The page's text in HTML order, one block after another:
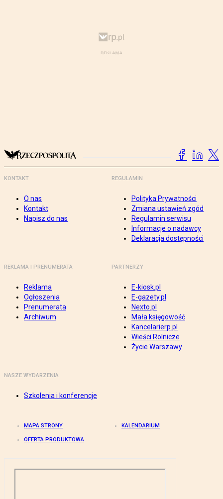
KONTAKT
O nas
Kontakt
Napisz do nas
REGULAMIN
Polityka Prywatności
Zmiana ustawień zgód
Regulamin serwisu
Informacje o nadawcy
Deklaracja dostępności
REKLAMA I PRENUMERATA
Reklama
Ogłoszenia
Prenumerata
Archiwum
PARTNERZY
E-kiosk.pl
E-gazety.pl
Nexto.pl
Mała księgowość
Kancelarierp.pl
Wieści Rolnicze
Życie Warszawy
NASZE WYDARZENIA
Szkolenia i konferencje
MAPA STRONY KALENDARIUM
OFERTA PRODUKTOWA